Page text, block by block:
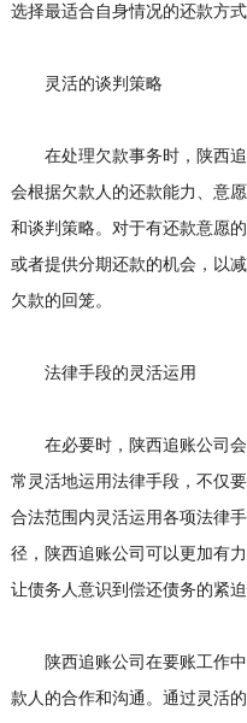
选择最适合自身情况的还款方
灵活的谈判策略
在处理欠款事务时，陕西追
会根据欠款人的还款能力、意
和谈判策略。对于有还款意愿
或者提供分期还款的机会，以
欠款的回笼。
法律手段的灵活运用
在必要时，陕西追账公司会
常灵活地运用法律手段，不仅
合法范围内灵活运用各项法律
径，陕西追账公司可以更加有
让债务人意识到偿还债务的紧迫
陕西追账公司在要账工作中
款人的合作和沟通。通过灵活